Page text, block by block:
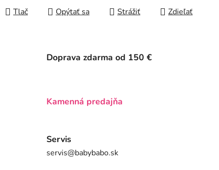
Tlač Opýtať sa Strážiť Zdieľať
Doprava zdarma od 150 €
Kamenná predajňa
Servis
servis@babybabo.sk